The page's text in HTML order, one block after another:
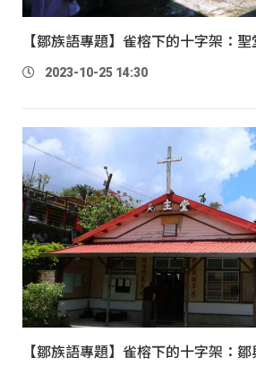
【鄒族語專題】雀榕下的十字架：
2023-10-25 14:30
【鄒族語專題】雀榕下的十字架：